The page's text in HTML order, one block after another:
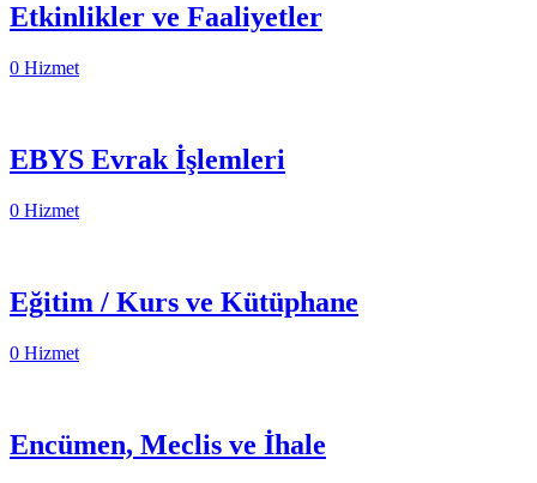
Etkinlikler ve Faaliyetler
0 Hizmet
EBYS Evrak İşlemleri
0 Hizmet
Eğitim / Kurs ve Kütüphane
0 Hizmet
Encümen, Meclis ve İhale